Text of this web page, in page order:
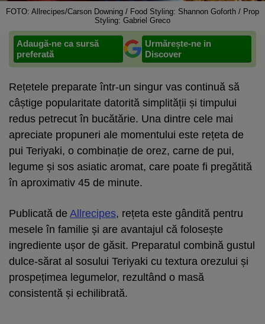
FOTO: Allrecipes/Carson Downing / Food Styling: Shannon Goforth / Prop
Styling: Gabriel Greco
Adaugă-ne ca sursă
preferată
Urmărește-ne in
Discover
Rețetele preparate într-un singur vas continuă să
câștige popularitate datorită simplității și timpului
redus petrecut în bucătărie. Una dintre cele mai
apreciate propuneri ale momentului este rețeta de
pui Teriyaki, o combinație de orez, carne de pui,
legume și sos asiatic aromat, care poate fi pregătită
în aproximativ 45 de minute.
Publicată de Allrecipes, rețeta este gândită pentru
mesele în familie și are avantajul că folosește
ingrediente ușor de găsit. Preparatul combină gustul
dulce-sărat al sosului Teriyaki cu textura orezului și
prospețimea legumelor, rezultând o masă
consistentă și echilibrată.